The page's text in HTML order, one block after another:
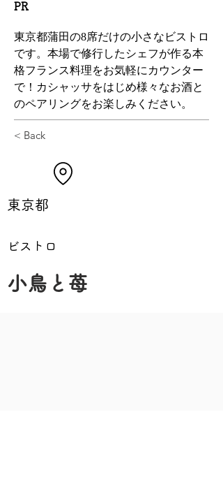
PR
東京都蒲田の8席だけの小さなビストロ
です。本場で修行したシェフが作る本
格フランス料理をお気軽にカウンター
で！カシャッサをはじめ様々なお酒と
のペアリングをお楽しみください。
< Back
東京都
ビストロ
小鳥と苺